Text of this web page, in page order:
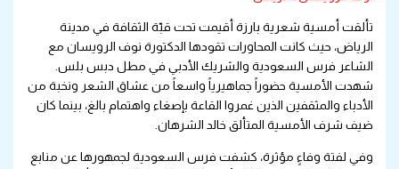
تألقت أمسية شعرية بارزة أقيمت تحت قبّة الثقافة في مدينة
الرياض، حيث كانت المحاورات تقودها الدكتورة نوف الرويسان مع
الشاعر فرس السعودية والشريك الأدبي في مطل دبس بلس.
شهدت الأمسية حضوراً جماهيرياً واسعاً من عشاق الشعر ونخبة من
الأدباء والمثقفين الذين غمروا القاعة بإصغاء واهتمام بالغ، بينما كان
ضيف شرف الأمسية المتألق خالد الشرهان.
وفي لفتة وفاءٍ مؤثرة، كشفت فرس السعودية لجمهورها عن منابع